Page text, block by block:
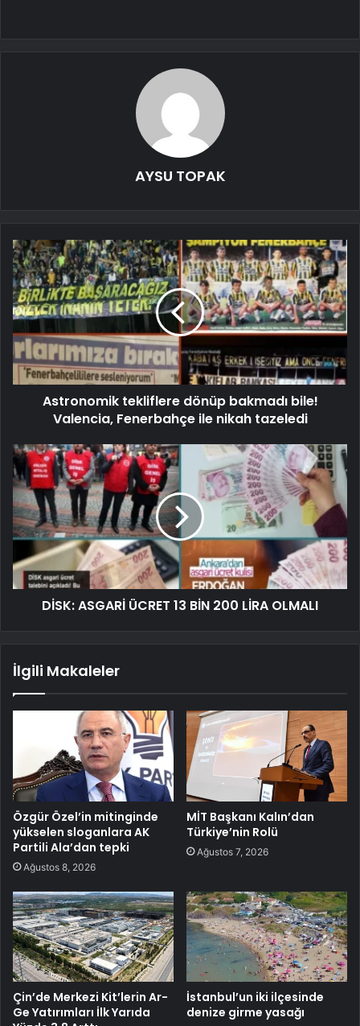
AYSU TOPAK
Astronomik tekliflere dönüp bakmadı bile!
Valencia, Fenerbahçe ile nikah tazeledi
DİSK: ASGARİ ÜCRET 13 BİN 200 LİRA OLMALI
İlgili Makaleler
Özgür Özel’in mitinginde
yükselen sloganlara AK
Partili Ala’dan tepki
Ağustos 8, 2026
MİT Başkanı Kalın’dan
Türkiye’nin Rolü
Ağustos 7, 2026
Çin’de Merkezi Kit’lerin Ar-
Ge Yatırımları İlk Yarıda
İstanbul’un iki ilçesinde
denize girme yasağı